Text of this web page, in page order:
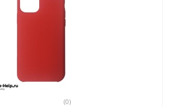
(0)